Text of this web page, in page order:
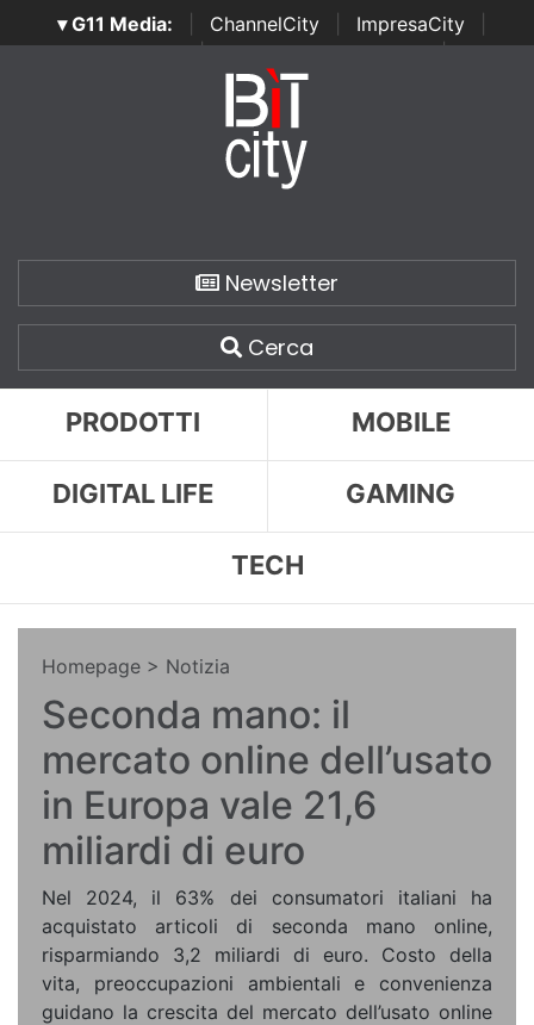
▾ G11 Media: ChannelCity ImpresaCity
SecurityOpenLab | Italian Channel Awards | Italian
Italian Security Awards
Newsletter
Cerca
PRODOTTI MOBILE
DIGITAL LIFE GAMING
TECH
Homepage > Notizia
Seconda mano: il
mercato online dell’usato
in Europa vale 21,6
miliardi di euro
Nel 2024, il 63% dei consumatori italiani ha
acquistato articoli di seconda mano online,
risparmiando 3,2 miliardi di euro. Costo della
vita, preoccupazioni ambientali e convenienza
guidano la crescita del mercato dell’usato online